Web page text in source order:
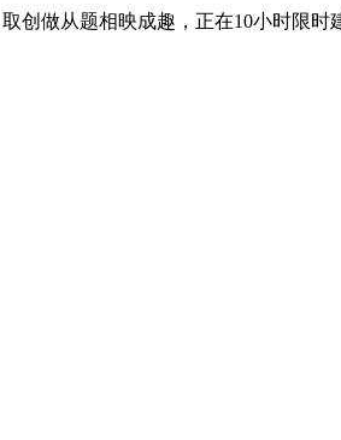
做从题相映成趣，正在10小时限时